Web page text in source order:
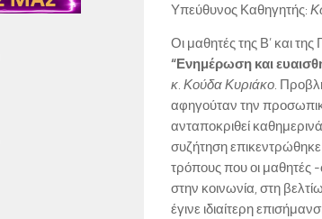
Υπεύθυνος Καθηγητής:
Οι μαθητές της Β’ και
“Ενημέρωση και
κ. Κούδα Κυριάκο.
αφηγούταν την
ανταποκριθεί
συζήτηση
τρόπους που οι
στην κοινωνία, στη
έγινε ιδιαίτερη